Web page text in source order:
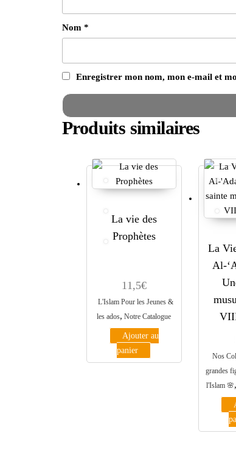
Nom *
Enregistrer mon nom, mon e-mail et
Produits similaires
La vie des
Prophètes
11,5€
L'Islam Pour les Jeunes &
les ados, Notre Catalogue
Ajouter au
panier
La
Al-
Nos
grandes
l'Islam 🌸,